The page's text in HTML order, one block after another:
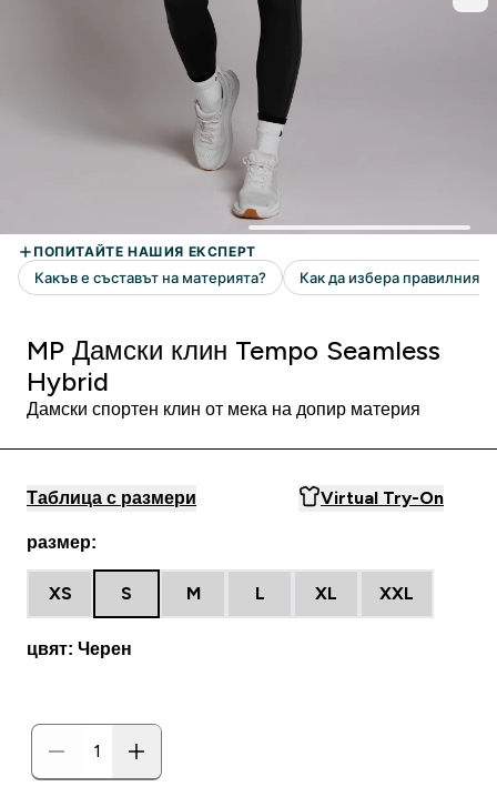
MP Дамски клин Tempo Seamless
Hybrid
Дамски спортен клин от мека на допир материя
Таблица с размери Virtual Try-On
размер:
XS S M L XL XXL
цвят: Черен